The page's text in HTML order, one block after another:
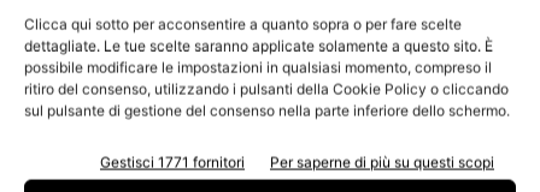
Clicca qui sotto per acconsentire a quanto sopra o per fare scelte
dettagliate. Le tue scelte saranno applicate solamente a questo sito. È
possibile modificare le impostazioni in qualsiasi momento, compreso il
ritiro del consenso, utilizzando i pulsanti della Cookie Policy o cliccando
sul pulsante di gestione del consenso nella parte inferiore dello schermo.
Gestisci 1771 fornitori Per saperne di più su questi scopi
del movimento del veicolo a motore spento).
Sintetizzando, la versione Base permette di semplificare
la gestione della flotta, riducendo al tempo stesso il